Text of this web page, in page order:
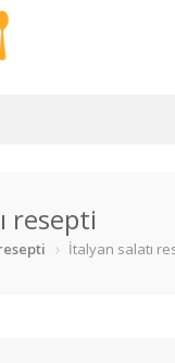
resepti
İtalyan salatı